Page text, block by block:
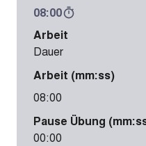
08:00
Arbeit
Dauer
Arbeit (mm:ss)
08:00
Pause Übung
00:00